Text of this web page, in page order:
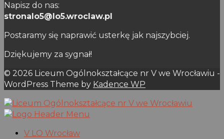
Napisz do nas:
stronalo5@lo5.wroclaw.pl
Postaramy się naprawić usterkę jak najszybciej.
Dziękujemy za sygnał!
© 2026 Liceum Ogólnokształcące nr V we Wrocławiu -
WordPress Theme by Kadence WP
V LO Wrocław